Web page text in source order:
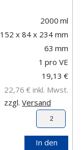
2000 ml
152 x 84 x 234 mm
63 mm
1 pro VE
19,13 €
22,76 € inkl. Mwst.
zzgl. Versand
In den